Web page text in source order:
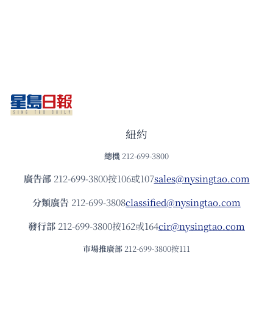
紐約
總機 212-699-3800
廣告部212-699-3800按106或107sales@nysingtao.com
分類廣告 212-699-3808classified@nysingtao.com
發⾏部 212-699-3800按162或164cir@nysingtao.com
市場推廣部 212-699-3800按111